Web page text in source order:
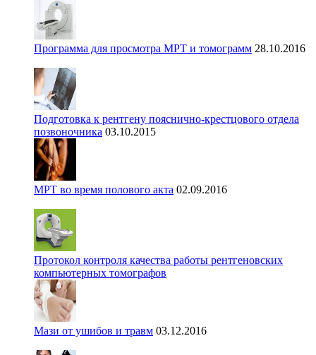
Программа для просмотра МРТ и томограмм 28.10.2016
Подготовка к рентгену пояснично-крестцового отдела
позвоночника 03.10.2015
МРТ во время полового акта 02.09.2016
Протокол контроля качества работы рентгеновских
компьютерных томографов
Мази от ушибов и травм 03.12.2016